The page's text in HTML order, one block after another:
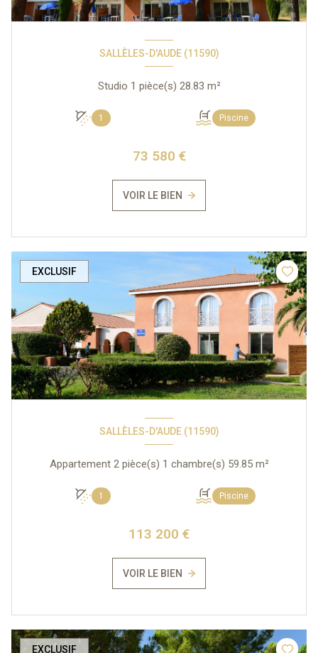
SALLÈLES-D'AUDE (11590)
Studio 1 pièce(s) 28.83 m²
1 Piscine
73 580 €
VOIR LE BIEN
EXCLUSIF
SALLÈLES-D'AUDE (11590)
Appartement 2 pièce(s) 1 chambre(s) 59.85 m²
1 Piscine
113 200 €
VOIR LE BIEN
EXCLUSIF